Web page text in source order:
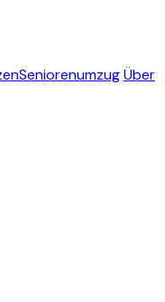
SeniorenumzugÜber